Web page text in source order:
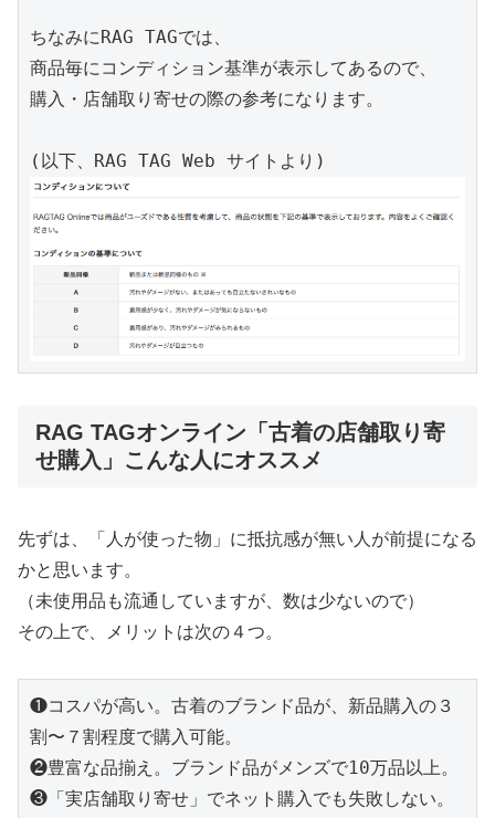
ちなみにRAG TAGでは、
商品毎にコンディション基準が表示してあるので、
購入・店舗取り寄せの際の参考になります。
RAG TAGオンライン「古着の店舗取り寄
せ購入」こんな人にオススメ
先ずは、「人が使った物」に抵抗感が無い人が前提になる
かと思います。
（未使用品も流通していますが、数は少ないので）
その上で、メリットは次の４つ。
❶コスパが高い。古着のブランド品が、新品購入の３
割〜７割程度で購入可能。
❷豊富な品揃え。ブランド品がメンズで10万品以上。
❸「実店舗取り寄せ」でネット購入でも失敗しない。